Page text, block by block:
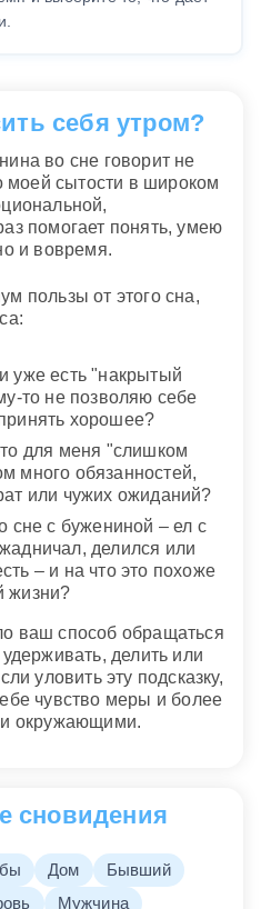
себя утром?
во сне говорит не
моей сытости в широком
помогает понять, умею
и вовремя.
пользы от этого сна,
уже есть "накрытый
то не позволяю себе
хорошее?
для меня "слишком
много обязанностей,
или чужих ожиданий?
сне с бужениной – ел с
делился или
– и на что это похоже
жизни?
ваш способ обращаться
делить или
уловить эту подсказку,
чувство меры и более
и окружающими.
сновидения
Дом
Бывший
Мужчина